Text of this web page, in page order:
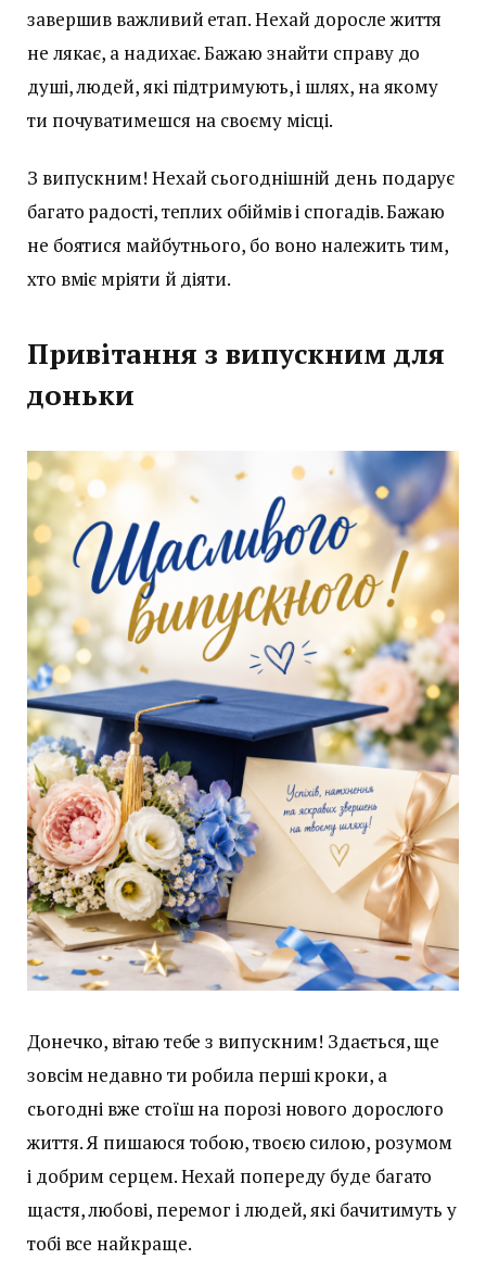
завершив важливий етап. Нехай доросле життя
не лякає, а надихає. Бажаю знайти справу до
душі, людей, які підтримують, і шлях, на якому
ти почуватимешся на своєму місці.
З випускним! Нехай сьогоднішній день подарує
багато радості, теплих обіймів і спогадів. Бажаю
не боятися майбутнього, бо воно належить тим,
хто вміє мріяти й діяти.
Привітання з випускним для
доньки
Донечко, вітаю тебе з випускним! Здається, ще
зовсім недавно ти робила перші кроки, а
сьогодні вже стоїш на порозі нового дорослого
життя. Я пишаюся тобою, твоєю силою, розумом
і добрим серцем. Нехай попереду буде багато
щастя, любові, перемог і людей, які бачитимуть у
тобі все найкраще.